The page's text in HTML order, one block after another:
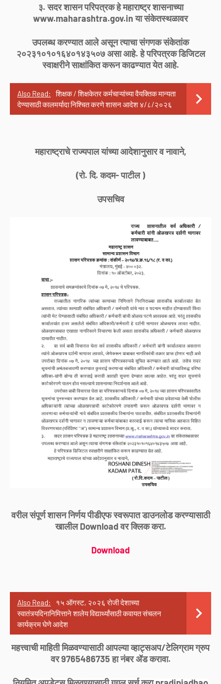
३. सदर शासन परिपत्रक हे महाराष्ट्र शासनाच्या
www.maharashtra.gov.in या संकेतस्थळावर
उपलब्ध करण्यात आले असून त्याचा संगणक संकेतांक
२०२३१०१०१६४०१४३५०७ असा आहे. हे परिपत्रक डिजिटल
स्वाक्षरीने साक्षांकित करून काढण्यात येत आहे.
Also Read:
शिक्षक / शिक्षकेतर कर्मचाऱ्यांच्या वैयक्तिक मान्यता
देण्यासाठी कालमर्यादा निश्चित करणे शासन आदेश ४/८/२०२६
महाराष्ट्राचे राज्यपाल यांच्या आदेशानुसार व नावाने,
(रो. दि. कदम- पाटील )
उपसचिव
वरील संपूर्ण शासन निर्णय पीडीएफ स्वरूपात डाउनलोड करण्यासाठी
खालील Download वर क्लिक करा.
Download
Also Read:
१५ ऑगस्ट, २०२६ रोजी देशाच्या
स्वातंत्र्यदिनानिमित्ताने शालेय विद्यार्थ्यांसाठी कवायत संचलन
कार्यक्रम घेणे आदेश
महत्त्वाची माहिती मिळवण्यासाठी आपल्या व्हाट्सअप/टेलिग्राम ग्रुप
वर 9765486735 हा नंबर ॲड करावा.